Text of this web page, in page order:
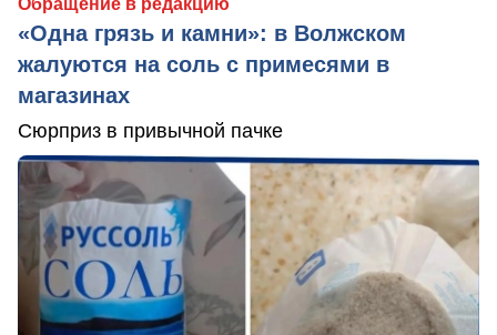
Обращение в редакцию
«Одна грязь и камни»: в Волжском
жалуются на соль с примесями в
магазинах
Сюрприз в привычной пачке